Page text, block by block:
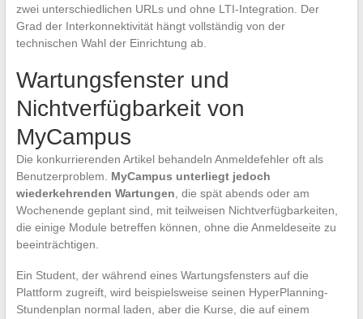
zwei unterschiedlichen URLs und ohne LTI-Integration. Der
Grad der Interkonnektivität hängt vollständig von der
technischen Wahl der Einrichtung ab.
Wartungsfenster und
Nichtverfügbarkeit von
MyCampus
Die konkurrierenden Artikel behandeln Anmeldefehler oft als
Benutzerproblem. MyCampus unterliegt jedoch
wiederkehrenden Wartungen , die spät abends oder am
Wochenende geplant sind, mit teilweisen Nichtverfügbarkeiten,
die einige Module betreffen können, ohne die Anmeldeseite zu
beeinträchtigen.
Ein Student, der während eines Wartungsfensters auf die
Plattform zugreift, wird beispielsweise seinen HyperPlanning-
Stundenplan normal laden, aber die Kurse, die auf einem